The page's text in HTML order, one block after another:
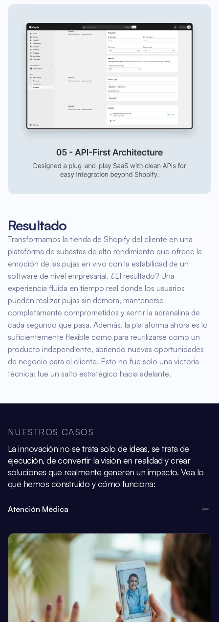
Resultado
Transformamos la tienda de Shopify del cliente en una
plataforma de subastas de alto rendimiento que ofrece la
emoción de las pujas en vivo con la estabilidad de un
software de nivel empresarial. ¿El resultado? Una
experiencia fluida en tiempo real donde los usuarios
pueden realizar pujas sin demora, mantenerse
completamente comprometidos y sentir la adrenalina de
cada segundo que pasa. Además, la plataforma ahora es lo
suficientemente flexible como para reutilizarse como un
producto independiente, abriendo nuevas oportunidades
de negocio para el cliente. Esto no fue solo una victoria
técnica: fue un salto estratégico hacia adelante.
NUESTROS CASOS
La innovación no se trata solo de ideas, se trata de
ejecución, de convertir la visión en realidad y crear
soluciones que realmente generen un impacto. Vea lo
que hemos construido y cómo funciona:
Atención Médica